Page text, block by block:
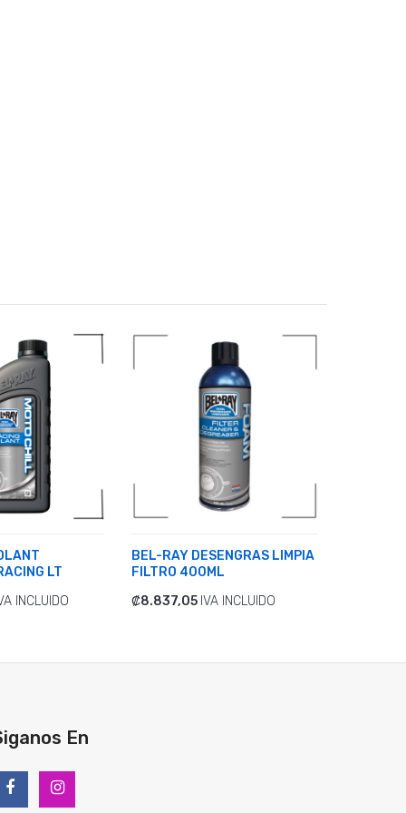
LT
INCLUIDO
BEL-RAY DESENGRAS LIMPIA
FILTRO 400ML
₡8.837,05 IVA INCLUIDO
ADICIONAR
En